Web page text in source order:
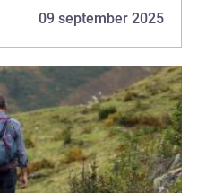
09 september 2025